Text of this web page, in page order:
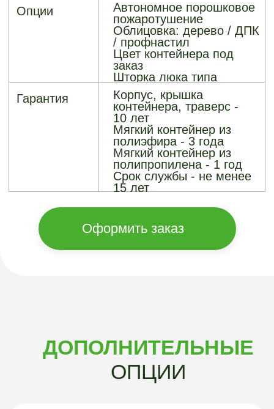
Мешки из
полиэфирной ткани
Шторка
бесконтактного
Облицовка любыми
материалами по
согласованию
В КОМПЛЕКТАЦИЮ
КОНТЕЙНЕРОВ
«АРГО-ГРИН»
формования.
Достоинства — высокая
термостабильность и
устойчивость к влаге.